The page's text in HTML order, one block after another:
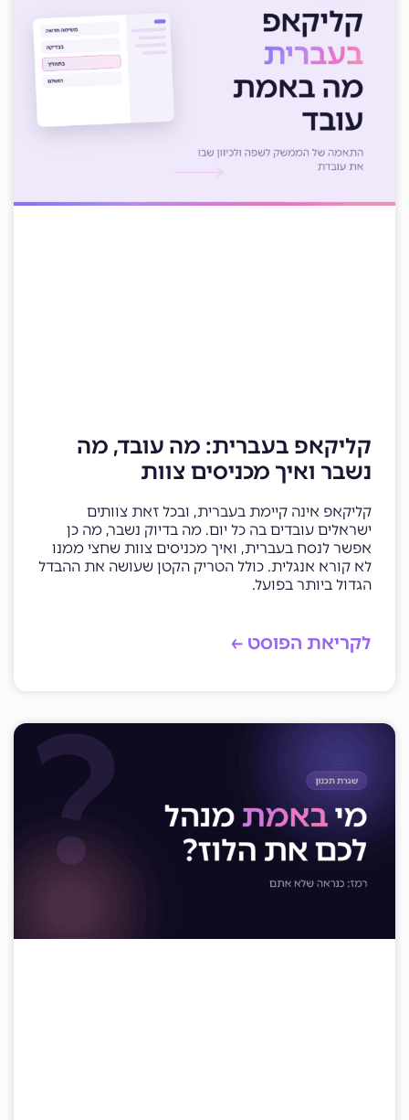
קליקאפ בעברית: מה עובד, מה
נשבר ואיך מכניסים צוות
קליקאפ אינה קיימת בעברית, ובכל זאת צוותים
ישראלים עובדים בה כל יום. מה בדיוק נשבר, מה כן
אפשר לנסח בעברית, ואיך מכניסים צוות שחצי ממנו
לא קורא אנגלית. כולל הטריק הקטן שעושה את ההבדל
הגדול ביותר בפועל.
לקריאת הפוסט ←